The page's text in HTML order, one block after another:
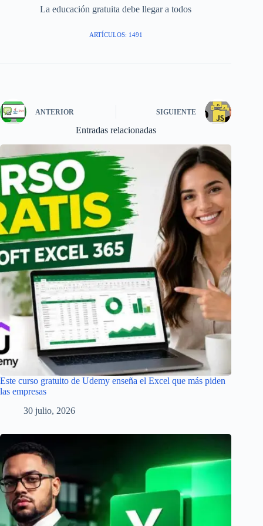
La educación gratuita debe llegar a todos
ARTÍCULOS: 1491
ANTERIOR SIGUIENTE
Entradas relacionadas
Este curso gratuito de Udemy enseña el Excel que más piden
las empresas
30 julio, 2026